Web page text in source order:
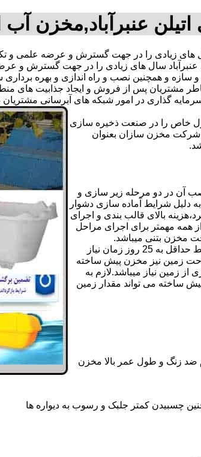
عنبرآباد,مخزن
زیادی را در جهت گسترش و عرضه علمی و
عنبرآباد سال های زیادی را در جهت گسترش و
و سازه و همچنین نصب و راه اندازی و بهره
پس از فروش و ایجاد جذابیت های منطقی
خاص را در صنعت ذخیره سازی
مخزن سازان بعنوان
آن در دو مرحله زیر سازی و
دلیل شرایط آماده سازی دشوار
بالای قالب بندی و اجرای
همه مهمتر برای اجرای مراحل
مخزن بتنی میباشد.
علاوه بر هزینه ساخت از نظر زمانبندی آماده سازی و احداث مخزن بتنی در بهترین شرایط حداقل به 25 روز زمان نیاز
روززمان می برد.از نظر مساحت زمین نیز مخزن پیش ساخته
زمین نیاز میباشد.لازم به
ساخته می تواند مقدار زمین
ضد زنگ و طول عمر بالا مخزن
چسبیدن کمتر جلبک و رسوب به دیواره ها